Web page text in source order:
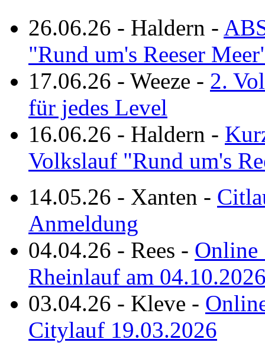
26.06.26 - Haldern -
"Rund um's Reeser
17.06.26 - Weeze - 2.
für jedes Level
16.06.26 - Haldern -
Volkslauf "Rund um's
14.05.26 - Xanten -
Anmeldung
04.04.26 - Rees - Online
Rheinlauf am
03.04.26 - Kleve -
Citylauf 19.03.2026